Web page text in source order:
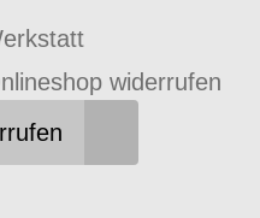
widerrufen